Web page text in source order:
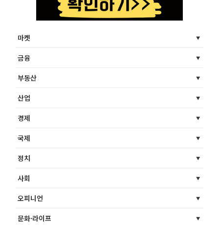
마켓
금융
부동산
산업
경제
국제
정치
사회
오피니언
문화·라이프